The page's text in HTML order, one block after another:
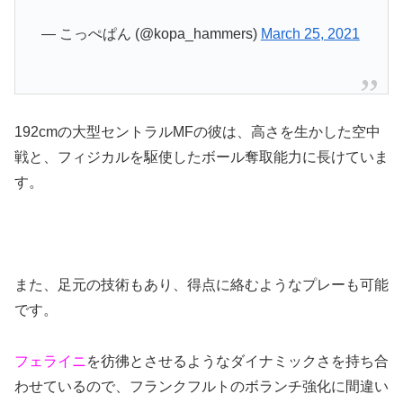
— こっぺぱん (@kopa_hammers) March 25, 2021
192cmの大型セントラルMFの彼は、高さを生かした空中
戦と、フィジカルを駆使したボール奪取能力に長けていま
す。
また、足元の技術もあり、得点に絡むようなプレーも可能
です。
フェライニを彷彿とさせるようなダイナミックさを持ち合
わせているので、フランクフルトのボランチ強化に間違い